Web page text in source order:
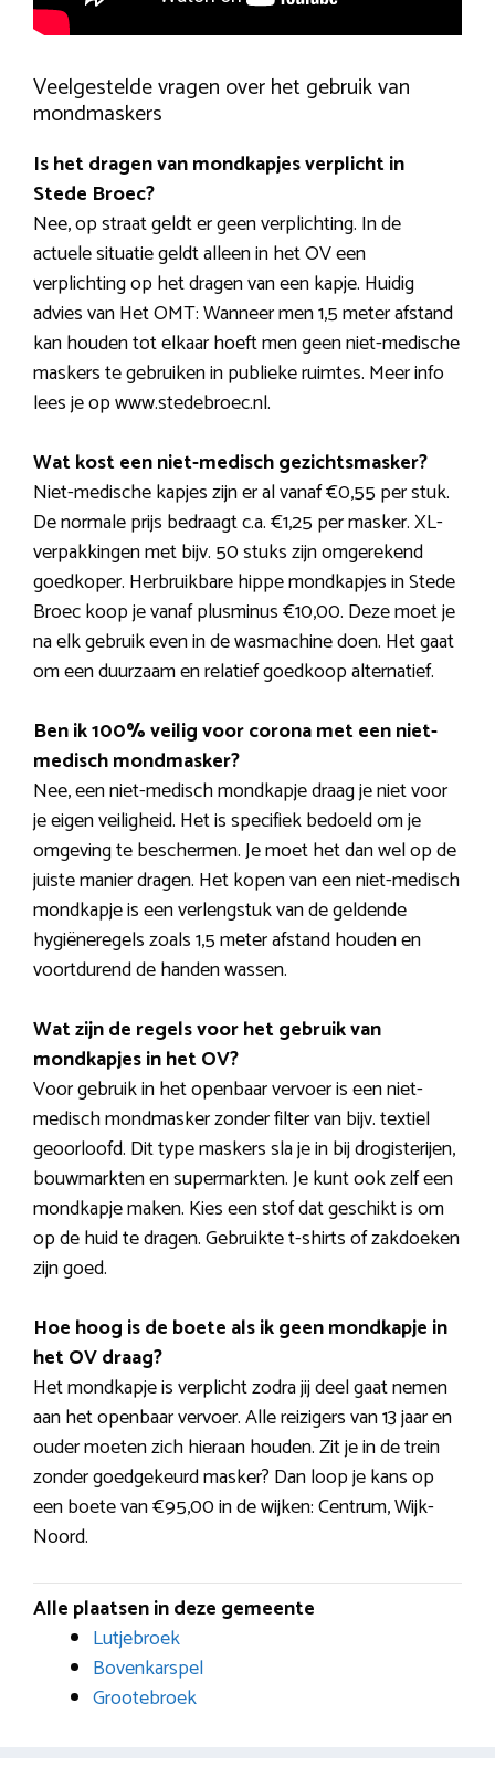
Veelgestelde vragen over het gebruik van
mondmaskers
Is het dragen van mondkapjes verplicht in
Stede Broec?
Nee, op straat geldt er geen verplichting. In de
actuele situatie geldt alleen in het OV een
verplichting op het dragen van een kapje. Huidig
advies van Het OMT: Wanneer men 1,5 meter afstand
kan houden tot elkaar hoeft men geen niet-medische
maskers te gebruiken in publieke ruimtes. Meer info
lees je op www.stedebroec.nl.
Wat kost een niet-medisch gezichtsmasker?
Niet-medische kapjes zijn er al vanaf €0,55 per stuk.
De normale prijs bedraagt c.a. €1,25 per masker. XL-
verpakkingen met bijv. 50 stuks zijn omgerekend
goedkoper. Herbruikbare hippe mondkapjes in Stede
Broec koop je vanaf plusminus €10,00. Deze moet je
na elk gebruik even in de wasmachine doen. Het gaat
om een duurzaam en relatief goedkoop alternatief.
Ben ik 100% veilig voor corona met een niet-
medisch mondmasker?
Nee, een niet-medisch mondkapje draag je niet voor
je eigen veiligheid. Het is specifiek bedoeld om je
omgeving te beschermen. Je moet het dan wel op de
juiste manier dragen. Het kopen van een niet-medisch
mondkapje is een verlengstuk van de geldende
hygiëneregels zoals 1,5 meter afstand houden en
voortdurend de handen wassen.
Wat zijn de regels voor het gebruik van
mondkapjes in het OV?
Voor gebruik in het openbaar vervoer is een niet-
medisch mondmasker zonder filter van bijv. textiel
geoorloofd. Dit type maskers sla je in bij drogisterijen,
bouwmarkten en supermarkten. Je kunt ook zelf een
mondkapje maken. Kies een stof dat geschikt is om
op de huid te dragen. Gebruikte t-shirts of zakdoeken
zijn goed.
Hoe hoog is de boete als ik geen mondkapje in
het OV draag?
Het mondkapje is verplicht zodra jij deel gaat nemen
aan het openbaar vervoer. Alle reizigers van 13 jaar en
ouder moeten zich hieraan houden. Zit je in de trein
zonder goedgekeurd masker? Dan loop je kans op
een boete van €95,00 in de wijken: Centrum, Wijk-
Noord.
Alle plaatsen in deze gemeente
Lutjebroek
Bovenkarspel
Grootebroek